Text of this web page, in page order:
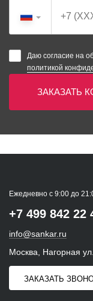
Даю согласие на
политикой
ЗАКАЗАТЬ
Ежедневно с 9:00 до
+7 499 842 22
info@sankar.ru
Москва, Нагорная
ЗАКАЗАТЬ